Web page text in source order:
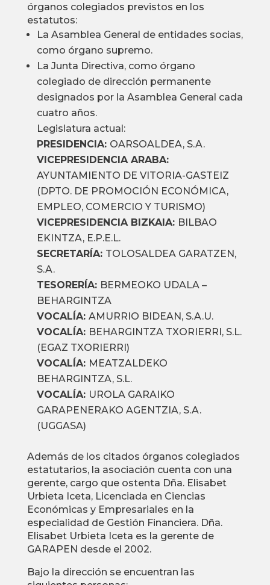
órganos colegiados previstos en los
estatutos:
La Asamblea General de entidades socias,
como órgano supremo.
La Junta Directiva, como órgano
colegiado de dirección permanente
designados por la Asamblea General cada
cuatro años.
Legislatura actual:
PRESIDENCIA: OARSOALDEA, S.A.
VICEPRESIDENCIA ARABA:
AYUNTAMIENTO DE VITORIA-GASTEIZ
(DPTO. DE PROMOCIÓN ECONÓMICA,
EMPLEO, COMERCIO Y TURISMO)
VICEPRESIDENCIA BIZKAIA: BILBAO
EKINTZA, E.P.E.L.
SECRETARÍA: TOLOSALDEA GARATZEN,
S.A.
TESORERÍA: BERMEOKO UDALA –
BEHARGINTZA
VOCALÍA: AMURRIO BIDEAN, S.A.U.
VOCALÍA: BEHARGINTZA TXORIERRI, S.L.
(EGAZ TXORIERRI)
VOCALÍA: MEATZALDEKO
BEHARGINTZA, S.L.
VOCALÍA: UROLA GARAIKO
GARAPENERAKO AGENTZIA, S.A.
(UGGASA)
Además de los citados órganos colegiados
estatutarios, la asociación cuenta con una
gerente, cargo que ostenta Dña. Elisabet
Urbieta Iceta, Licenciada en Ciencias
Económicas y Empresariales en la
especialidad de Gestión Financiera. Dña.
Elisabet Urbieta Iceta es la gerente de
GARAPEN desde el 2002.
Bajo la dirección se encuentran las